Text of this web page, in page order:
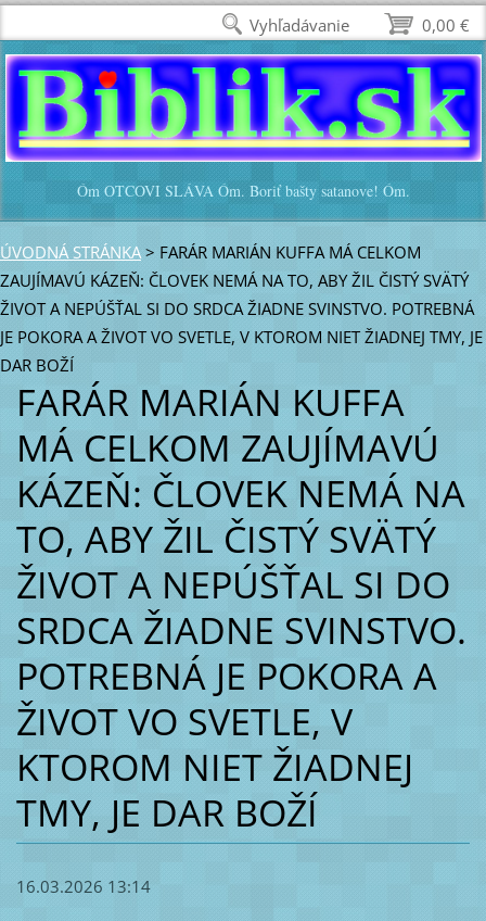
Óm OTCOVI SLÁVA Óm. Boriť bašty satanove! Óm.
ÚVODNÁ STRÁNKA > FARÁR MARIÁN KUFFA MÁ CELKOM
ZAUJÍMAVÚ KÁZEŇ: ČLOVEK NEMÁ NA TO, ABY ŽIL ČISTÝ SVÄTÝ
ŽIVOT A NEPÚŠŤAL SI DO SRDCA ŽIADNE SVINSTVO. POTREBNÁ
JE POKORA A ŽIVOT VO SVETLE, V KTOROM NIET ŽIADNEJ TMY, JE
DAR BOŽÍ
FARÁR MARIÁN KUFFA
MÁ CELKOM ZAUJÍMAVÚ
KÁZEŇ: ČLOVEK NEMÁ NA
TO, ABY ŽIL ČISTÝ SVÄTÝ
ŽIVOT A NEPÚŠŤAL SI DO
SRDCA ŽIADNE SVINSTVO.
POTREBNÁ JE POKORA A
ŽIVOT VO SVETLE, V
KTOROM NIET ŽIADNEJ
TMY, JE DAR BOŽÍ
16.03.2026 13:14
0,00 €
Vyhľadávanie